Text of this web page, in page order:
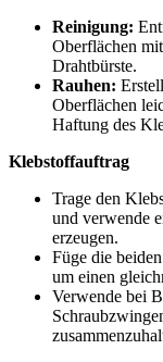
Reinigung:
Oberflächen
Drahtbürste.
Rauhen:
Oberflächen
Haftung des
Klebstoffauftrag
Trage den
und verwende
erzeugen.
Füge die
um einen
Verwende bei